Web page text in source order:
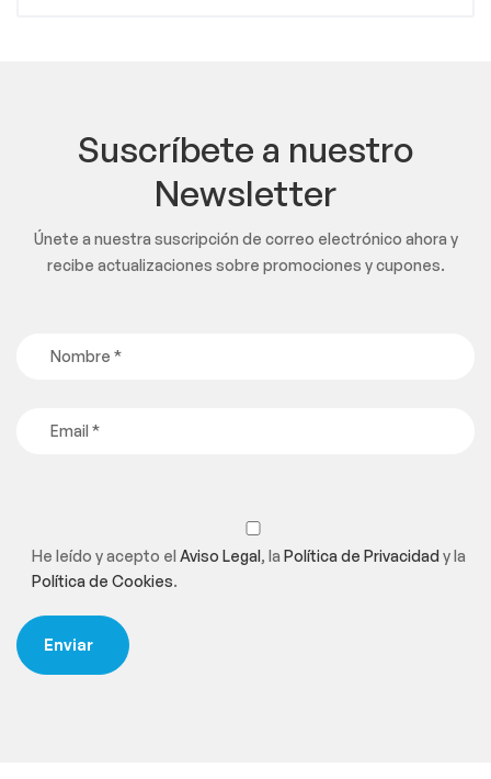
Suscríbete a nuestro
Newsletter
Únete a nuestra suscripción de correo electrónico ahora y
recibe actualizaciones sobre promociones y cupones.
He leído y acepto el Aviso Legal, la Política de Privacidady la
Política de Cookies.